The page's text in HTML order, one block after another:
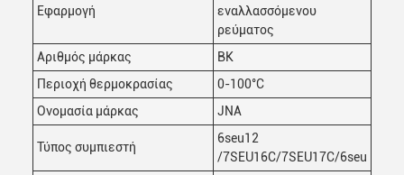
Εφαρμογή
εναλλασσόμενου
ρεύματος
Αριθμός μάρκας
BK
Περιοχή θερμοκρασίας
0-100°C
Ονομασία μάρκας
JNA
Τύπος συμπιεστή
6seu12
/7SEU16C/7SEU17C/6seu